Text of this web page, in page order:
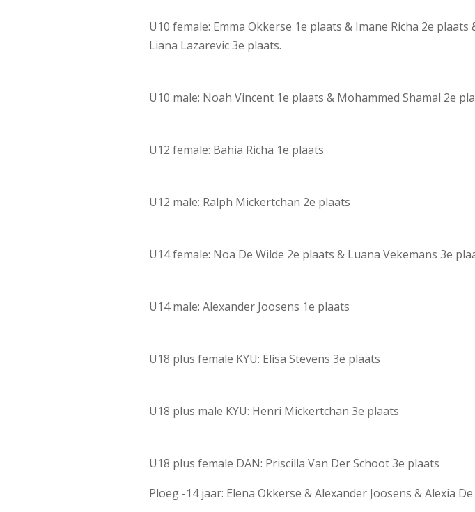
U10 female: Emma Okkerse 1e plaats & Imane Richa 2e plaats
Liana Lazarevic 3e plaats.
U10 male: Noah Vincent 1e plaats & Mohammed Shamal 2e
U12 female: Bahia Richa 1e plaats
U12 male: Ralph Mickertchan 2e plaats
U14 female: Noa De Wilde 2e plaats & Luana Vekemans 3e
U14 male: Alexander Joosens 1e plaats
U18 plus female KYU: Elisa Stevens 3e plaats
U18 plus male KYU: Henri Mickertchan 3e plaats
U18 plus female DAN: Priscilla Van Der Schoot 3e plaats
Ploeg -14 jaar: Elena Okkerse & Alexander Joosens & Alexia